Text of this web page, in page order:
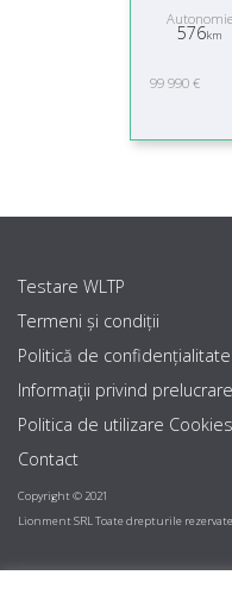
Autonomie
576km
99 990 €
Testare WLTP
Termeni și condiții
Politică de
Informaţii privind
Politica de utilizare Cookies
Contact
Copyright © 2021
Lionment SRL Toate drepturile